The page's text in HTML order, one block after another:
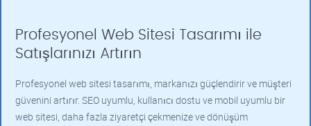
Profesyonel Web Sitesi Tasarımı ile
Satışlarınızı Artırın
Profesyonel web sitesi tasarımı, markanızı güçlendirir ve müşteri
güvenini artırır. SEO uyumlu, kullanıcı dostu ve mobil uyumlu bir
web sitesi, daha fazla ziyaretçi çekmenize ve dönüşüm